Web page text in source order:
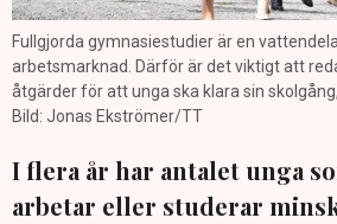
Fullgjorda gymnasiestudier är en
arbetsmarknad. Därför är det viktigt att
åtgärder för att unga ska klara sin skolgång,
Bild: Jonas Ekströmer/TT
I flera år har antalet unga
arbetar eller studerar